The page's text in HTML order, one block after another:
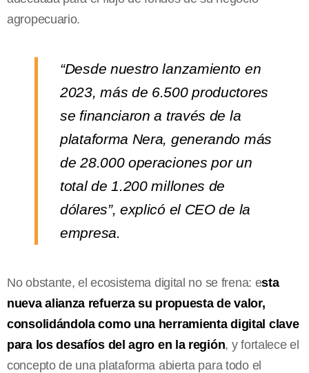
agropecuario.
“Desde nuestro lanzamiento en
2023, más de 6.500 productores
se financiaron a través de la
plataforma Nera, generando más
de 28.000 operaciones por un
total de 1.200 millones de
dólares”, explicó el CEO de la
empresa.
No obstante, el ecosistema digital no se frena: esta
nueva alianza refuerza su propuesta de valor,
consolidándola como una herramienta digital clave
para los desafíos del agro en la región, y fortalece el
concepto de una plataforma abierta para todo el